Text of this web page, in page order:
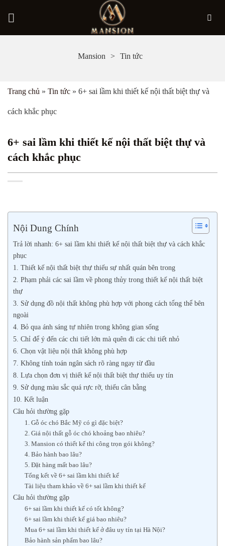
Mansion Tin tức
Trang chủ » Tin tức » 6+ sai lầm khi thiết kế nội thất biệt thự và
cách khắc phục
6+ sai lầm khi thiết kế nội thất biệt thự và
cách khắc phục
Nội Dung Chính
Trả lời nhanh: 6+ sai lầm khi thiết kế nội thất biệt thự và cách khắc
phục
1. Thiết kế nội thất biệt thự thiếu sự nhất quán bên trong
2. Phạm phải các sai lầm về phong thủy trong thiết kế nội thất biệt
thự
3. Sử dụng đồ nội thất không phù hợp với phong cách tổng thể bên
ngoài
4. Bỏ qua ánh sáng tự nhiên trong không gian sống
5. Chỉ để ý đến các chi tiết lớn mà quên đi các chi tiết nhỏ
6. Chọn vật liệu nội thất không phù hợp
7. Không tính toán ngân sách rõ ràng ngay từ đầu
8. Lựa chọn đơn vị thiết kế nội thất biệt thự thiếu uy tín
9. Sử dụng màu sắc quá rực rỡ, thiếu cân bằng
10. Kết luận
Câu hỏi thường gặp
1. Gỗ óc chó Bắc Mỹ có gì đặc biệt?
2. Giá nội thất gỗ óc chó khoảng bao nhiêu?
3. Mansion có thiết kế thi công trọn gói không?
4. Bảo hành bao lâu?
5. Đặt hàng mất bao lâu?
Tổng kết về 6+ sai lầm khi thiết kế
Tài liệu tham khảo về 6+ sai lầm khi thiết kế
Câu hỏi thường gặp
6+ sai lầm khi thiết kế có tốt không?
6+ sai lầm khi thiết kế giá bao nhiêu?
Mua 6+ sai lầm khi thiết kế ở đâu uy tín tại Hà Nội?
Bảo hành sản phẩm bao lâu?